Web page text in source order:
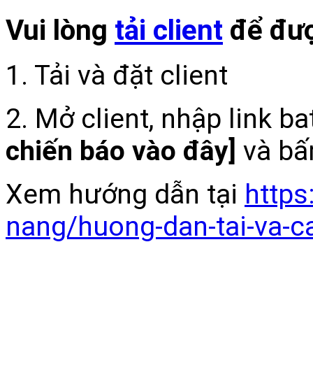
Vui lòng tải client để
1. Tải và đặt client
2. Mở client, nhập link
chiến báo vào đây] và
Xem hướng dẫn tại
nang/huong-dan-tai-va-